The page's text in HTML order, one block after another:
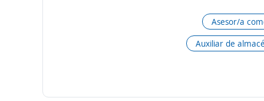
Asesor/a
Auxiliar de